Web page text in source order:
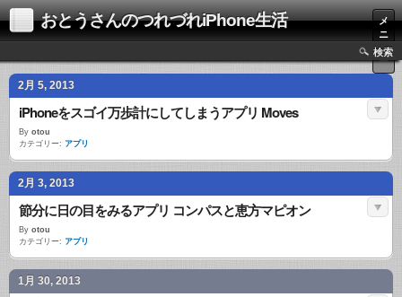
おとうさんのつれづれiPhone生活
メ
ニ
ュ
ー
検索
2月 5, 2013
iPhoneをスゴイ万歩計にしてしまうアプリ Moves
By otou
カテゴリー: アプリ
2月 3, 2013
節分に日の目をみるアプリ コンパスと恵方マピオン
By otou
カテゴリー: アプリ
1月 30, 2013